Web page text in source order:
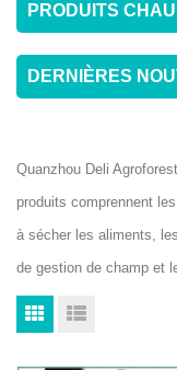
PRODUITS
DERNIÈRES
Quanzhou Deli
produits comprennent
à sécher les aliments,
de gestion de champ et